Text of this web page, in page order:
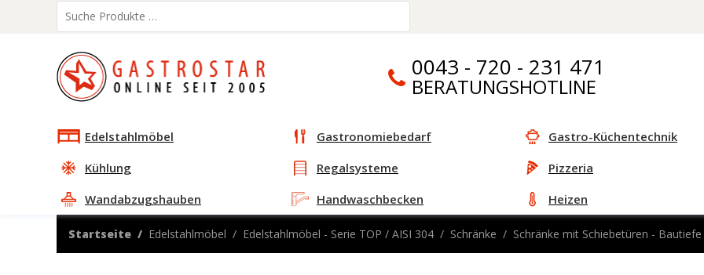
0043 - 720 - 231 471
BERATUNGSHOTLINE
Edelstahlmöbel Gastronomiebedarf
Gastro-Küchentechnik
Kühlung
Regalsysteme
Pizzeria
Wandabzugshauben
Handwaschbecken Heizen
Startseite Edelstahlmöbel Edelstahlmöbel - Serie TOP / AISI 304 Schränke Schränke mit Schiebetüren -